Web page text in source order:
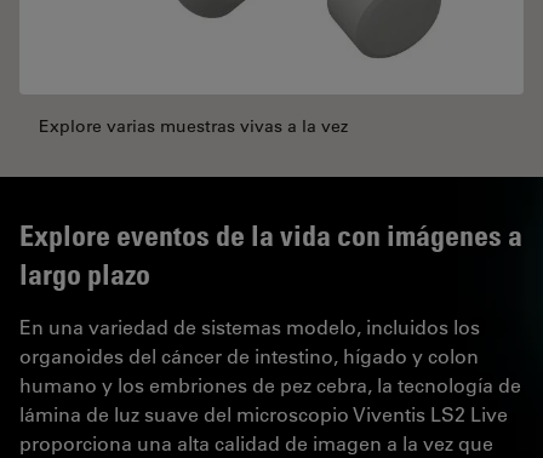
Explore varias muestras vivas a la vez
Explore eventos de la vida con imágenes a
largo plazo
En una variedad de sistemas modelo, incluidos los
organoides del cáncer de intestino, hígado y colon
humano y los embriones de pez cebra, la tecnología de
lámina de luz suave del microscopio Viventis LS2 Live
proporciona una alta calidad de imagen a la vez que